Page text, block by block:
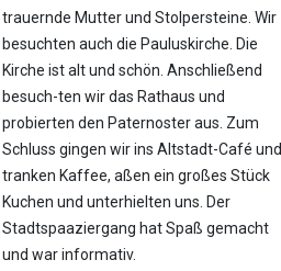
trauernde Mutter und Stolpersteine. Wir
besuchten auch die Pauluskirche. Die
Kirche ist alt und schön. Anschließend
besuch-ten wir das Rathaus und
probierten den Paternoster aus. Zum
Schluss gingen wir ins Altstadt-Café und
tranken Kaffee, aßen ein großes Stück
Kuchen und unterhielten uns. Der
Stadtspaaziergang hat Spaß gemacht
und war informativ.